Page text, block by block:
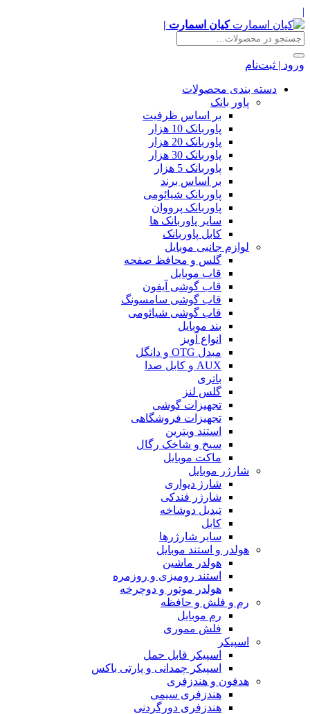
|
کیان اسمارت |
ورود | ثبت‌نام
دسته بندی محصولات
پاور بانک
بر اساس ظرفیت
پاوربانک 10 هزار
پاوربانک 20 هزار
پاوربانک 30 هزار
پاوربانک 5 هزار
بر اساس برند
پاوربانک شیائومی
پاوربانک پرووان
سایر پاوربانک ها
کابل پاوربانک
لوازم جانبی موبایل
گلس و محافظ صفحه
قاب موبایل
قاب گوشی آیفون
قاب گوشی سامسونگ
قاب گوشی شیائومی
بند موبایل
انواع آویز
مبدل OTG و دانگل
AUX و کابل صدا
باتری
گلس لنز
تجهیزات گوشی
تجهیزات فروشگاهی
استند ویترین
سیخ و شاخک رگال
ماکت موبایل
شارژر موبایل
شارژ دیواری
شارژر فندکی
تبدیل دوشاخه
کابل
سایر شارژرها
هولدر و استند موبایل
هولدر ماشین
استند رومیزی و روزمره
هولدر موتور و دوچرخه
رم و فلش و حافظه
رم موبایل
فلش مموری
اسپیکر
اسپیکر قابل حمل
اسپیکر چمدانی و پارتی باکس
هدفون و هندزفری
هندزفری سیمی
هندزفری دورگردنی